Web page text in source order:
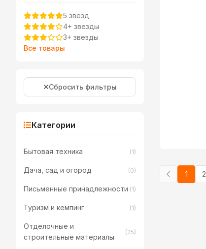
5 звёзд
4+ звезды
3+ звезды
Все товары
Сбросить фильтры
Категории
Бытовая техника (1)
Дача, сад и огород (0)
Письменные принадлежности (1)
Туризм и кемпинг (1)
Отделочные и
строительные материалы
(25)
1 2